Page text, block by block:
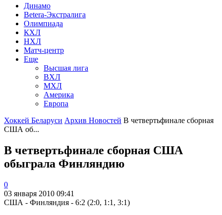
Динамо
Betera-Экстралига
Олимпиада
КХЛ
НХЛ
Матч-центр
Еще
Высшая лига
ВХЛ
МХЛ
Америка
Европа
Хоккей Беларуси Архив Новостей В четвертьфинале сборная
США об...
В четвертьфинале сборная США
обыграла Финляндию
0
03 января 2010 09:41
США - Финляндия - 6:2 (2:0, 1:1, 3:1)